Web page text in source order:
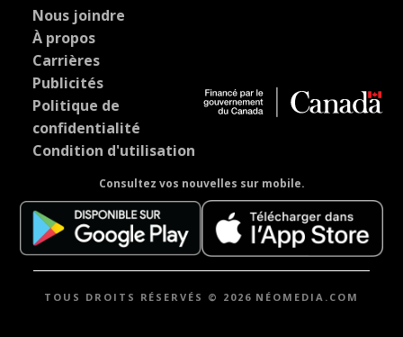
Nous joindre
À propos
Carrières
Publicités
Politique de
confidentialité
Condition d'utilisation
Consultez vos nouvelles sur mobile.
TOUS DROITS RÉSERVÉS © 2026 NÉOMEDIA.COM